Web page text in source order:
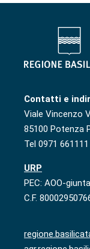
Contatti e
Viale Vincenzo
85100 Potenza
Tel 0971 661111
URP
PEC: AOO-
C.F.